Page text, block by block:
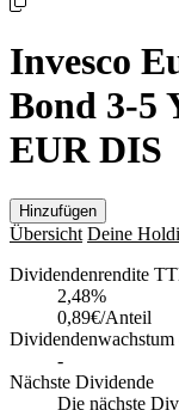
Invesco
Bond 3-5
EUR DIS
Hinzufügen
Übersicht Deine
Dividendenrendite
2,48%
0,89€/Anteil
-
Nächste Dividende
Die nächste